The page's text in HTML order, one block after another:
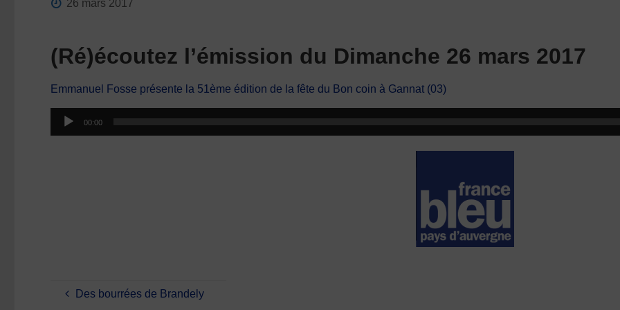
26 mars 2017
(Ré)écoutez l’émission du Dimanche 26 mars 2017
Emmanuel Fosse présente la 51ème édition de la fête du Bon coin à Gannat (03)
Lecteur
audio
00:00
Des bourrées de Brandely